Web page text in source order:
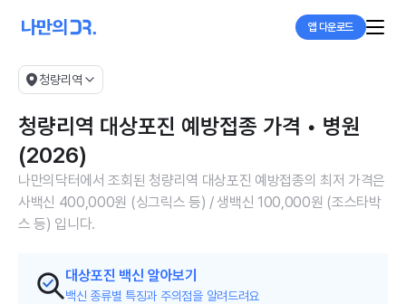
앱 다운로드
청량리역
청량리역 대상포진 예방접종 가격 • 병원
(2026)
나만의닥터에서 조회된 청량리역 대상포진 예방접종의 최저 가격은
사백신 400,000원 (싱그릭스 등) / 생백신 100,000원 (조스타박
스 등) 입니다.
대상포진 백신 알아보기
백신 종류별 특징과 주의점을 알려드려요